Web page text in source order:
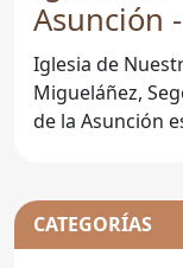
Asunción
Iglesia de
Migueláñez, Segovia La Iglesia de
de la Asunción
CATEGORÍAS